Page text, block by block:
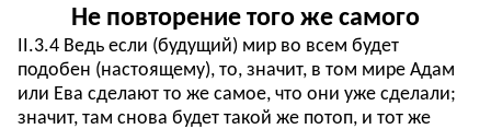
Не повторение того же самого
II.3.4 Ведь если (будущий) мир во всем будет
подобен (настоящему), то, значит, в том мире Адам
или Ева сделают то же самое, что они уже сделали;
значит, там снова будет такой же потоп, и тот же